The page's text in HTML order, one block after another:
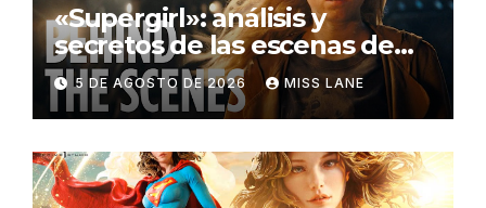
«Supergirl»: análisis y
secretos de las escenas de
lucha
5 DE AGOSTO DE 2026 MISS LANE